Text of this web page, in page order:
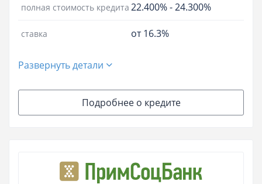
полная стоимость кредита 22.400%-24.300%
ставка от 16.3%
Развернуть детали
Подробнее о кредите